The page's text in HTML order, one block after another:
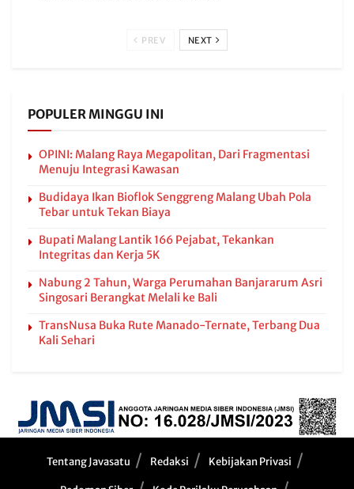
PREV NEXT
POPULER MINGGU INI
OPINI: Malang Raya Megapolitan, Dari Fragmentasi
Menuju Integrasi Kawasan
Budidaya Ikan Bioflok Senggreng Malang Ubah Pola
Tebar untuk Tekan Biaya
Bupati Malang Lantik 166 Pejabat, Tekankan
Integritas dan Kerja 5K
Nabung 2 Tahun, Warga Perumahan Banjararum Asri
Singosari Berangkat Melali ke Bali
TransNusa Buka Rute Manado-Ternate, Terbang Dua
Kali Sehari
Tentang Javasatu Redaksi Kebijakan Privasi